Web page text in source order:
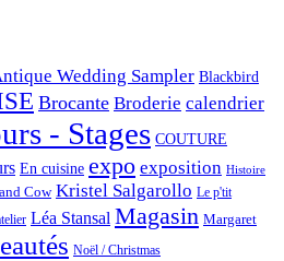
Wedding Sampler Blackbird
Brocante Broderie calendrier
- Stages COUTURE
En cuisine expo exposition Histoire
Cow Kristel Salgarollo Le p'tit
Léa Stansal Magasin Margaret
Noël / Christmas